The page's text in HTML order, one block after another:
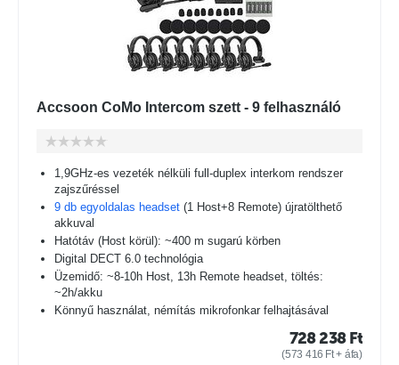
Accsoon CoMo Intercom szett - 9 felhasználó
1,9GHz-es vezeték nélküli full-duplex interkom rendszer
zajszűréssel
9 db egyoldalas headset (1 Host+8 Remote) újratölthető
akkuval
Hatótáv (Host körül): ~400 m sugarú körben
Digital DECT 6.0 technológia
Üzemidő: ~8-10h Host, 13h Remote headset, töltés:
~2h/akku
Könnyű használat, némítás mikrofonkar felhajtásával
728 238 Ft
(573 416 Ft+ áfa)